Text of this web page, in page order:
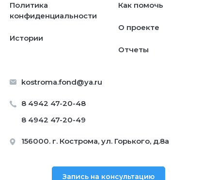
kostroma.fond@ya.ru
8 4942 47-20-48
8 4942 47-20-49
156000. г. Кострома, ул. Горького, д.8а
Политика
конфиденциальности
Истории
Как помочь
О проекте
Отчеты
Запись на консультацию